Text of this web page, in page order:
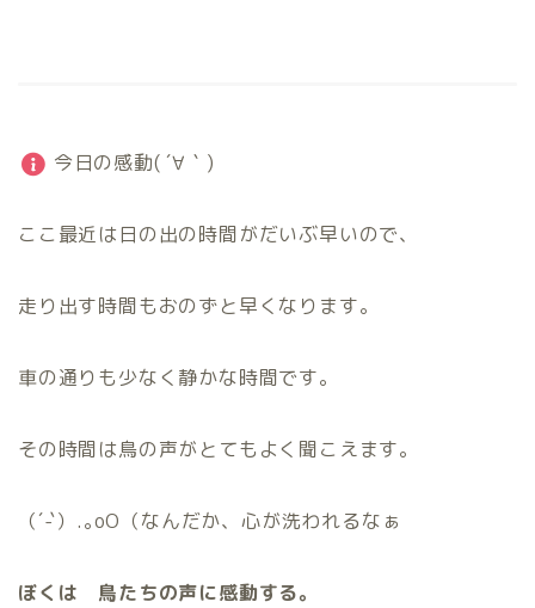
今日の感動( ´∀｀)
ここ最近は日の出の時間がだいぶ早いので、
走り出す時間もおのずと早くなります。
車の通りも少なく静かな時間です。
その時間は鳥の声がとてもよく聞こえます。
（´-`）.｡oO（なんだか、心が洗われるなぁ
ぼくは 鳥たちの声に感動する。